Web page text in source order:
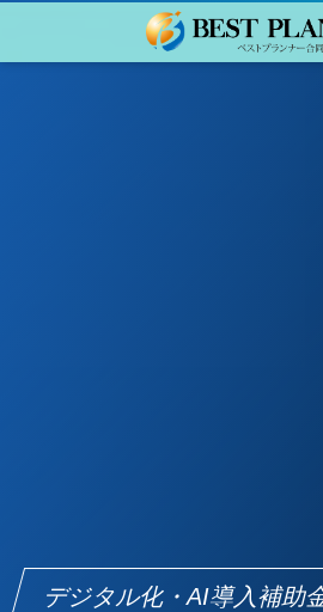
デジタル化・AI導入補助